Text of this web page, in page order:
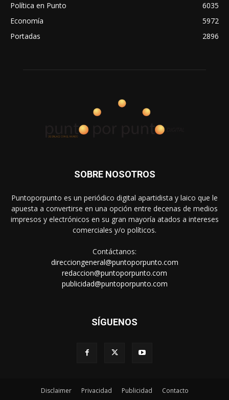
Política en Punto
6035
Economía
5972
Portadas
2896
SOBRE NOSOTROS
Puntoporpunto es un periódico digital apartidista y laico que le
apuesta a convertirse en una opción entre decenas de medios
impresos y electrónicos en su gran mayoría atados a intereses
comerciales y/o políticos.
Contáctanos:
direcciongeneral@puntoporpunto.com
redaccion@puntoporpunto.com
publicidad@puntoporpunto.com
SÍGUENOS
Disclaimer Privacidad Publicidad Contacto